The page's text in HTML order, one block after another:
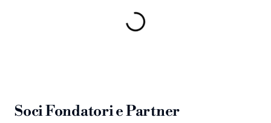
Soci Fondatori e Partner